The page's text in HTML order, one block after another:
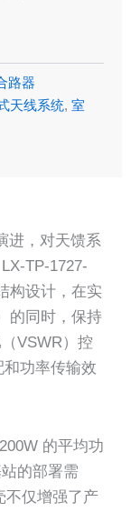
路器
天线系统, 室
进，对天馈系
TP-1727-
构设计，在实
的同时，保持
VSWR）控
功率传输效
的平均功
的部署需
不仅增强了产